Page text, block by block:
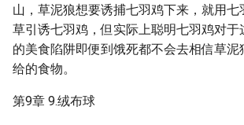
山，草泥狼想要诱捕七羽鸡下来，就用
草引诱七羽鸡，但实际上聪明七羽鸡对于
的美食陷阱即便到饿死都不会去相信草泥
给的食物。
第9章 9.绒布球